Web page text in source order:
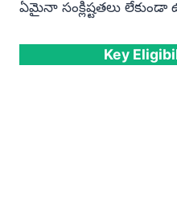
ఏమైనా సంక్లిష్టతలు
Key